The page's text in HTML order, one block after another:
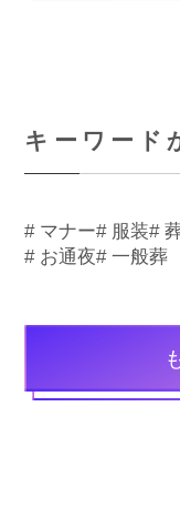
キーワード
# マナー# 服装#
# お通夜# 一般葬